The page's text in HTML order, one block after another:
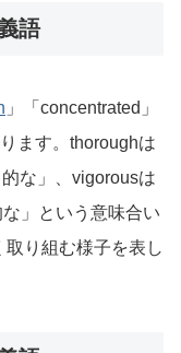
語
」「concentrated」
ます。thoroughは
な」、vigorousは
」という意味合い
り組む様子を表し